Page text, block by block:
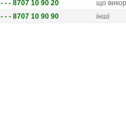
- - - 8707 10 90 20
що
- - - 8707 10 90 90
iншi